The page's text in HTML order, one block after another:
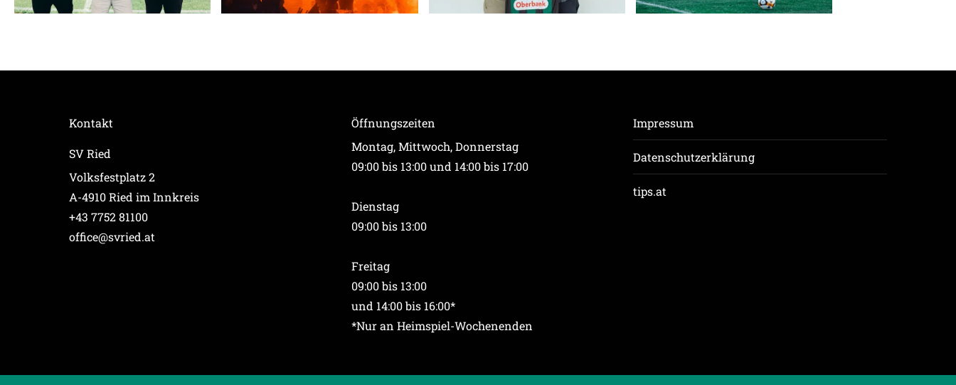
Kontakt
SV Ried
Volksfestplatz 2
A-4910 Ried im Innkreis
+43 7752 81100
office@svried.at
Öffnungszeiten
Montag, Mittwoch, Donnerstag
09:00 bis 13:00 und 14:00 bis 17:00
Dienstag
09:00 bis 13:00
Freitag
09:00 bis 13:00
und 14:00 bis 16:00*
*Nur an Heimspiel-Wochenenden
Impressum
Datenschutzerklärung
tips.at